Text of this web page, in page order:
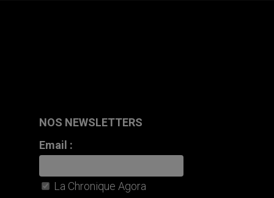
NOS NEWSLETTERS
Email :
La Chronique Agora